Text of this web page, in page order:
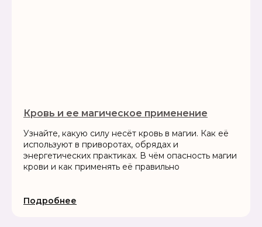
Кровь и ее магическое применение
Узнайте, какую силу несёт кровь в магии. Как её
используют в приворотах, обрядах и
энергетических практиках. В чём опасность магии
крови и как применять её правильно
Подробнее